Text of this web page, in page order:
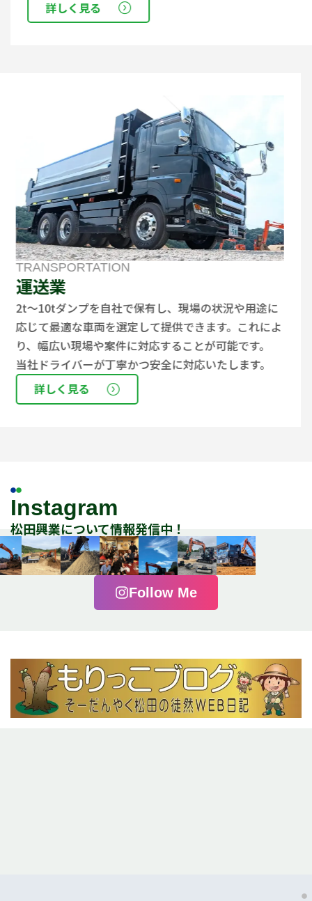
詳しく見る
TRANSPORTATION
運送業
2t〜10tダンプを自社で保有し、現場の状況や用途に
応じて最適な車両を選定して提供できます。これによ
り、幅広い現場や案件に対応することが可能です。
当社ドライバーが丁寧かつ安全に対応いたします。
詳しく見る
Instagram
松田興業について情報発信中！
Follow Me